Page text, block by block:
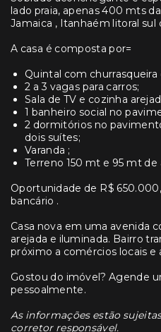
lado praia, apenas 400 mts
Jamaica , Itanhaém litoral sul
A casa é composta por=
Quintal com churrasqueira
2 a 3 vagas para carros;
Sala de TV e cozinha
1 banheiro social no
2 dormitórios no
dois suítes;
Varanda ;
Terreno 150 mt e 95 mt de
Oportunidade de R$
bancário .
Casa nova em uma avenida
arejada e iluminada. Bairro
próximo a comércios locais e
Gostou do imóvel? Agende
pessoalmente.
As informações estão
corretor responsável.